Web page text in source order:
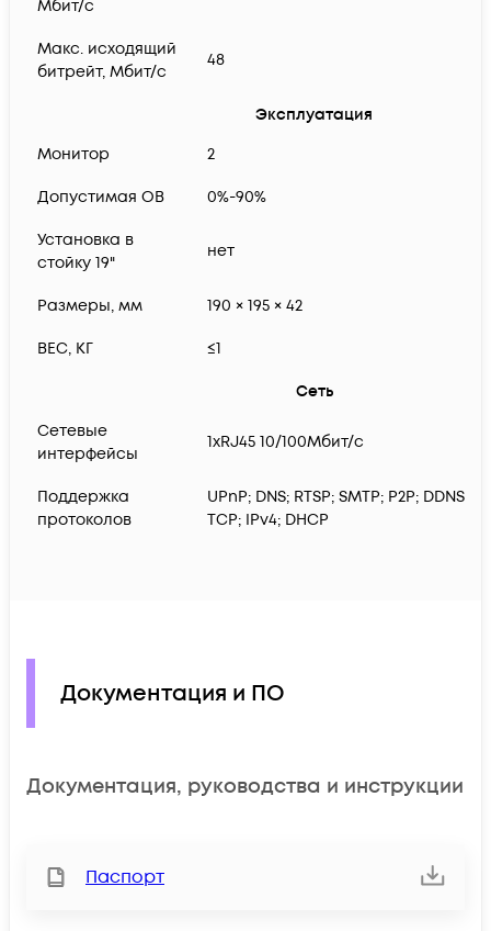
Мбит/с
Макс. исходящий
битрейт, Мбит/с
48
Эксплуатация
Монитор
2
Допустимая ОВ 0%-90%
Установка в
стойку 19"
нет
Размеры, мм 190 × 195 × 42
ВЕС, КГ ≤1
Сеть
Сетевые
интерфейсы
1xRJ45 10/100Мбит/с
Поддержка
протоколов
UPnP; DNS; RTSP; SMTP; P2P; DDNS;
TCP; IPv4; DHCP
Документация и ПО
Документация, руководства и инструкции
Паспорт